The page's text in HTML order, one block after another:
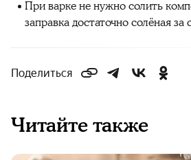
При варке не нужно солить
заправка достаточно солёная за
Поделиться
Читайте также